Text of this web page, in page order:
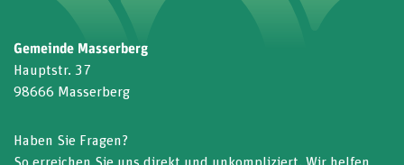
Gemeinde Masserberg
Hauptstr. 37
98666 Masserberg
Haben Sie Fragen?
So erreichen Sie uns direkt und unkompliziert. Wir helfen